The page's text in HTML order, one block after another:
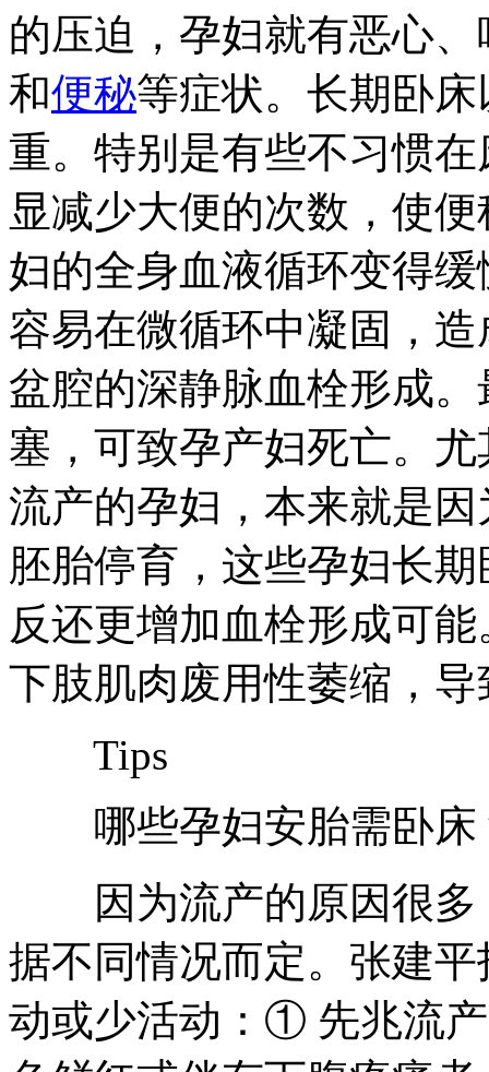
的压迫，孕妇就有恶心
和便秘等症状。长期卧
重。特别是有些不习惯
显减少大便的次数，使
妇的全身血液循环变得
容易在微循环中凝固，
盆腔的深静脉血栓形成
塞，可致孕产妇死亡。
流产的孕妇，本来就是
胚胎停育，这些孕妇长
反还更增加血栓形成可
下肢肌肉废用性萎缩，
Tips
哪些孕妇安胎需卧床
因为流产的原因很多
据不同情况而定。张建
动或少活动：① 先兆流